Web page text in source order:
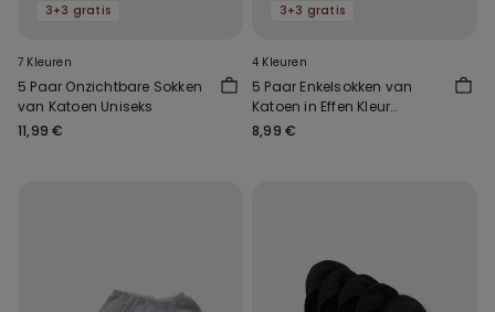
3+3 gratis
7 Kleuren
5 Paar Onzichtbare Sokken
van Katoen Uniseks
11,99 €
3+3 gratis
4 Kleuren
5 Paar Enkelsokken van
Katoen in Effen Kleur
Uniseks
8,99 €